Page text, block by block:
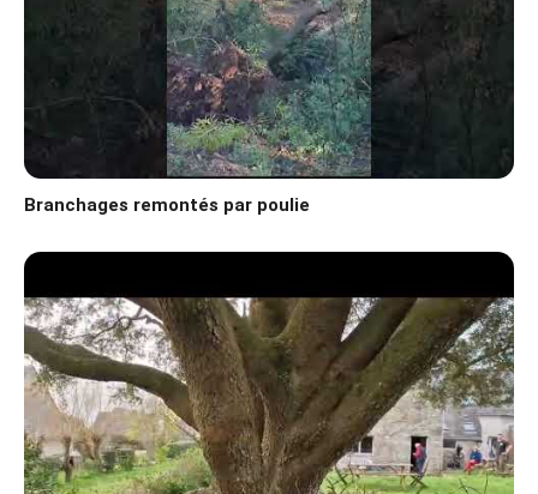
Branchages remontés par poulie